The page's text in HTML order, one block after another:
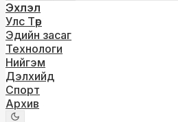
Эхлэл
Улс Төр
Эдийн засаг
Технологи
Нийгэм
Дэлхийд
Спорт
Архив